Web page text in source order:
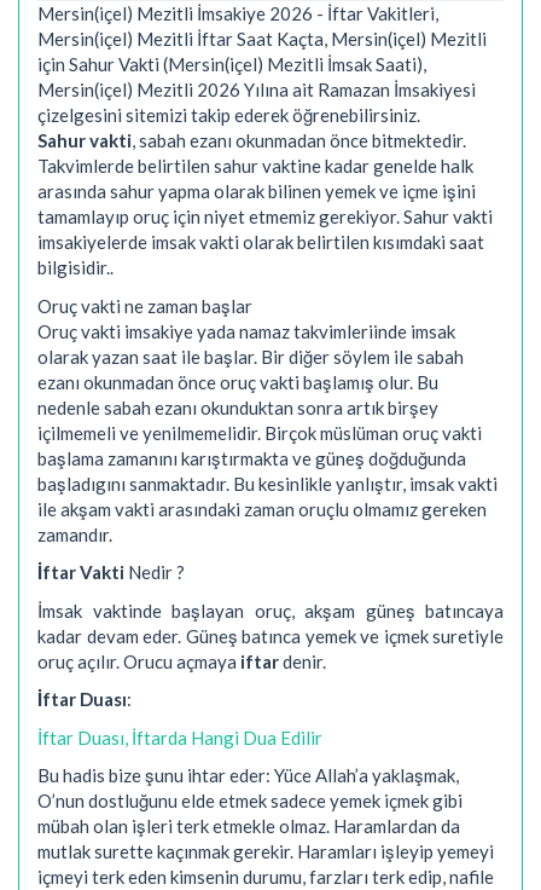
Mersin(içel) Mezitli İmsakiye 2026 - İftar Vakitleri,
Mersin(içel) Mezitli İftar Saat Kaçta, Mersin(içel) Mezitli
için Sahur Vakti (Mersin(içel) Mezitli İmsak Saati),
Mersin(içel) Mezitli 2026 Yılına ait Ramazan İmsakiyesi
çizelgesini sitemizi takip ederek öğrenebilirsiniz.
Sahur vakti, sabah ezanı okunmadan önce bitmektedir.
Takvimlerde belirtilen sahur vaktine kadar genelde halk
arasında sahur yapma olarak bilinen yemek ve içme işini
tamamlayıp oruç için niyet etmemiz gerekiyor. Sahur vakti
imsakiyelerde imsak vakti olarak belirtilen kısımdaki saat
bilgisidir..
Oruç vakti ne zaman başlar
Oruç vakti imsakiye yada namaz takvimleriinde imsak
olarak yazan saat ile başlar. Bir diğer söylem ile sabah
ezanı okunmadan önce oruç vakti başlamış olur. Bu
nedenle sabah ezanı okunduktan sonra artık birşey
içilmemeli ve yenilmemelidir. Birçok müslüman oruç vakti
başlama zamanını karıştırmakta ve güneş doğduğunda
başladıgını sanmaktadır. Bu kesinlikle yanlıştır, imsak vakti
ile akşam vakti arasındaki zaman oruçlu olmamız gereken
zamandır.
İftar Vakti Nedir ?
İmsak vaktinde başlayan oruç, akşam güneş batıncaya
kadar devam eder. Güneş batınca yemek ve içmek suretiyle
oruç açılır. Orucu açmaya iftardenir.
İftar Duası:
İftar Duası, İftarda Hangi Dua Edilir
Bu hadis bize şunu ihtar eder: Yüce Allah’a yaklaşmak,
O’nun dostluğunu elde etmek sadece yemek içmek gibi
mübah olan işleri terk etmekle olmaz. Haramlardan da
mutlak surette kaçınmak gerekir. Haramları işleyip yemeyi
içmeyi terk eden kimsenin durumu, farzları terk edip, nafile